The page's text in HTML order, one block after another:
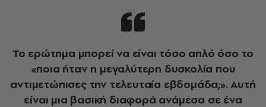
Το ερώτημα μπορεί να είναι τόσο απλό όσο το
«ποια ήταν η μεγαλύτερη δυσκολία που
αντιμετώπισες την τελευταία εβδομάδα;». Αυτή
είναι μια βασική διαφορά ανάμεσα σε ένα